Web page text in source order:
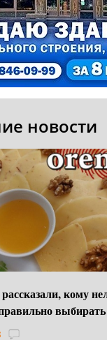
новости
кому
выбирать